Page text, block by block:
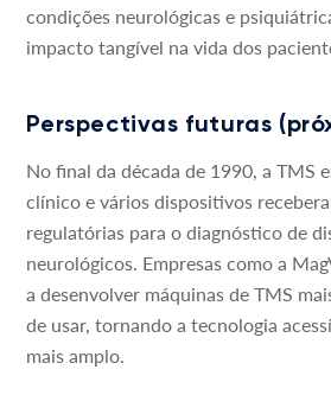
condições neurológicas e
impacto tangível na vida dos
Perspectivas futuras
No final da década de 1990, a TMS
clínico e vários dispositivos
regulatórias para o diagnóstico de
neurológicos. Empresas como a
a desenvolver máquinas de TMS
de usar, tornando a tecnologia
mais amplo.